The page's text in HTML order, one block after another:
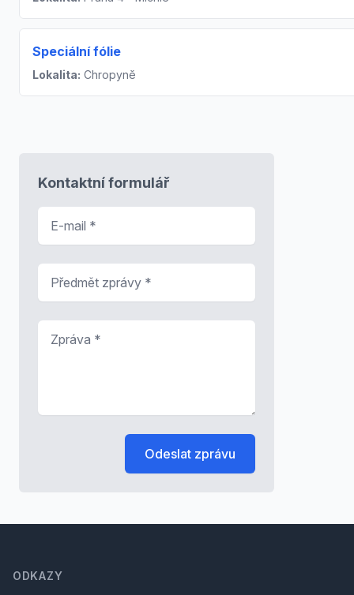
Speciální fólie
Lokalita: Chropyně
Kontaktní formulář
Odeslat zprávu
ODKAZY